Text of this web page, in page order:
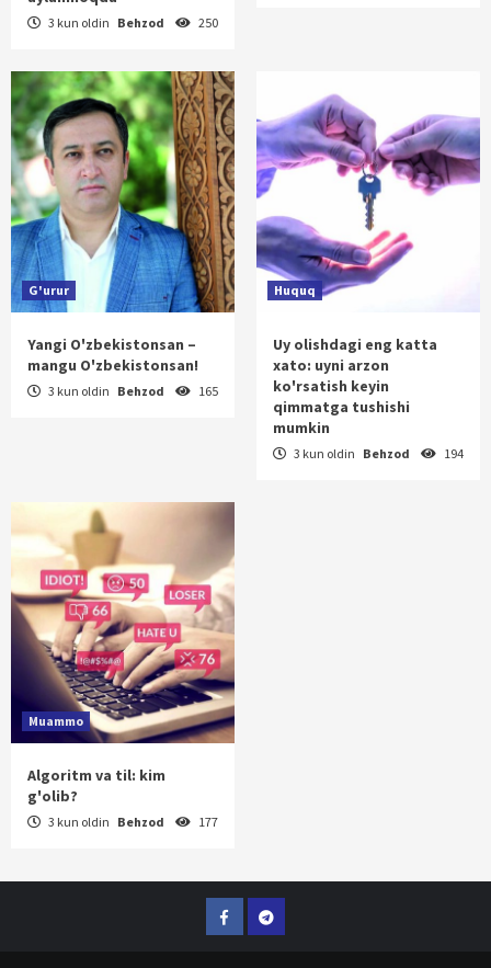
3 kun oldin Behzod 250
G'urur
Yangi O'zbekistonsan –
mangu O'zbekistonsan!
3 kun oldin Behzod 165
Huquq
Uy olishdagi eng katta
xato: uyni arzon
ko'rsatish keyin
qimmatga tushishi
mumkin
3 kun oldin Behzod 194
Muammo
Algoritm va til: kim
g'olib?
3 kun oldin Behzod 177
FacebookTelegram